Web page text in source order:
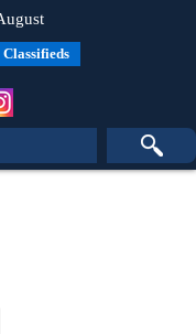
Classifieds